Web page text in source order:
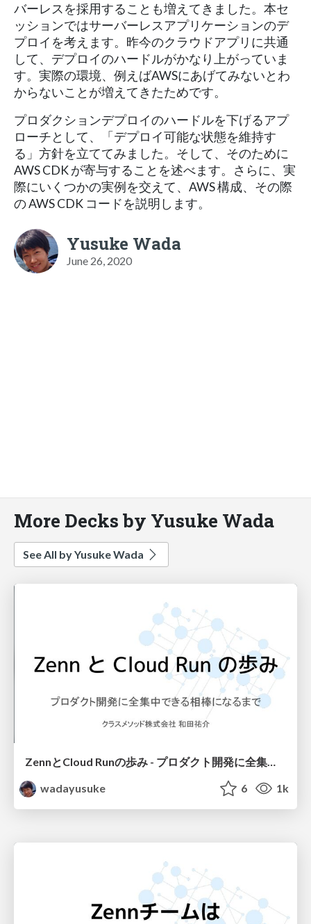
バーレスを採用することも増えてきました。本セ
ッションではサーバーレスアプリケーションのデ
プロイを考えます。昨今のクラウドアプリに共通
して、デプロイのハードルがかなり上がっていま
す。実際の環境、例えばAWSにあげてみないとわ
からないことが増えてきたためです。
プロダクションデプロイのハードルを下げるアプ
ローチとして、「デプロイ可能な状態を維持す
る」方針を立ててみました。そして、そのために
AWS CDK が寄与することを述べます。さらに、実
際にいくつかの実例を交えて、AWS 構成、その際
の AWS CDK コードを説明します。
Yusuke Wada
June 26, 2020
More Decks by Yusuke Wada
See All by Yusuke Wada
ZennとCloud Runの歩み - プロダクト開発に全集中できる相棒になるまで
wadayusuke
6 1k